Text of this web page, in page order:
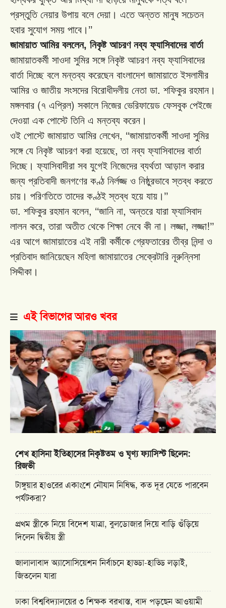
প্রস্তুতি নেয়ার উপায় বলে দেয়া। এতে অন্তত মানুষ সচেতন
হবার সুযোগ সময় পাবে।’’
জামায়াত আমির বললেন, নিকৃষ্ট আচরণ নব্য ফ্যাসিবাদের বার্তা
জামায়াতকর্মী সাওদা সুমির সঙ্গে নিকৃষ্ট আচরণ নব্য ফ্যাসিবাদের
বার্তা দিচ্ছে বলে মন্তব্য করেছেন বাংলাদেশ জামায়াতে ইসলামীর
আমির ও জাতীয় সংসদের বিরোধীদলীয় নেতা ডা. শফিকুর রহমান।
মঙ্গলবার (৭ এপ্রিল) সকালে নিজের ভেরিফায়েড ফেসবুক পেইজে
দেওয়া এক পোস্টে তিনি এ মন্তব্য করেন।
ওই পোস্টে জামায়াত আমির লেখেন, ‘‘জামায়াতকর্মী সাওদা সুমির
সঙ্গে যে নিকৃষ্ট আচরণ করা হয়েছে,তা নব্য ফ্যাসিবাদের বার্তা
দিচ্ছে। ফ্যাসিবাদীরা সব যুগেই নিজেদের ব্যর্থতা আড়াল করার
জন্য প্রতিবাদী জনগণের কণ্ঠ নির্লজ্জ ও নিষ্ঠুরভাবে স্তব্ধ করতে
চায়। পরিণতিতে তাদের কণ্ঠই স্তব্ধ হয়ে যায়। ’’
ডা. শফিকুর রহমান বলেন, ‘‘জানি না, অন্তরে যারা ফ্যাসিবাদ
লালন করে,তারা অতীত থেকে শিক্ষা নেবে কী না। লজ্জা, লজ্জা!’’
এর আগে জামায়াতের এই নারী কর্মীকে গ্রেফতারের তীব্র নিন্দা ও
প্রতিবাদ জানিয়েছেন মহিলা জামায়াতের সেক্রেটারি নূরুন্নিসা
সিদ্দীকা।
এই বিভাগের আরও খবর
শেখ হাসিনা ইতিহাসের নিকৃষ্টতম ও ঘৃণ্য ফ্যাসিস্ট ছিলেন:
রিজভী
টাঙ্গুয়ার হাওরের একাংশে নৌযান নিষিদ্ধ, কত দূর যেতে পারবেন
পর্যটকরা?
প্রথম স্ত্রীকে নিয়ে বিদেশ যাত্রা, বুলডোজার দিয়ে বাড়ি গুঁড়িয়ে
দিলেন দ্বিতীয় স্ত্রী
জালালাবাদ অ্যাসোসিয়েশন নির্বাচনে হাড্ডা-হাড্ডি লড়াই,
জিতলেন যারা
ঢাকা বিশ্ববিদ্যালয়ের ৩ শিক্ষক বরখাস্ত, বাদ পড়ছেন আওয়ামী